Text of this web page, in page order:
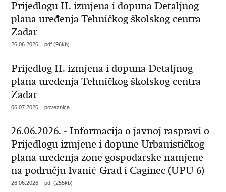
Prijedlogu II. izmjena i dopuna Detaljnog
plana uređenja Tehničkog školskog centra
Zadar
26.06.2026. | pdf (96kb)
Prijedlog II. izmjena i dopuna Detaljnog
plana uređenja Tehničkog školskog centra
Zadar
06.07.2026. | poveznica
26.06.2026. - Informacija o javnoj raspravi o
Prijedlogu izmjene i dopune Urbanističkog
plana uređenja zone gospodarske namjene
na području Ivanić-Grad i Caginec (UPU 6)
26.06.2026. | pdf (255kb)